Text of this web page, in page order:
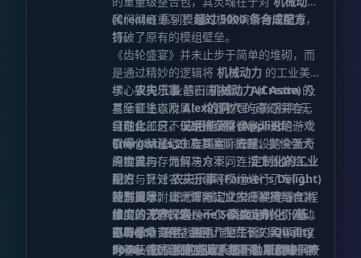
(Create)系列模组的极致演绎与深度重
铸。
我们彻底重写了超过 5000 条合成配方，
打破了原有的模组壁垒。
《齿轮盛宴》并未止步于简单的堆砌，而
是通过精妙的逻辑将 机械动力 的工业美
学、农夫乐事的田园牧歌、Ad Astra的
星际征途以及Alex的洞穴的奇幻探险无
缝融合。这不仅是一个整合包，更是一个
值得你倾注心血去探索、去建设的全新奇
点世界。
核心架构 工业基石机械动力 (Create)及
其全套生态附属：构建物理与美感并存的
自动化工厂。应用能源2 (Applied
Energistics 2)及其高阶拓展：提供强大
的物流与存储解决方案，连接工业脉络。
耕织与烹饪农夫乐事 (Farmer's Delight)
及其风味附属：重新定义农业种植与食物
加工。节气 (Serene Seasons)：引入动
态的季节变化，影响作物生长。Quality
Food/妖怪们的归家/那不勒斯风味：极
（在此部分，玩家将获得循序渐进的游戏
引导，从基础生存到星际跨越。）
深度重构：为何与众不同？定制化的工业
配方：针对农夫乐事等模组进行了专门的
配方重写，让烹饪与工业生产紧密结合。
维度的无界探索：不仅有主世界的奇观，
更有多个奇异、瑰丽乃至荒诞的异界维度
等待征服。独家道具系统：引入了数十种
特别提示：熟悉机械动力体系的老练工程
师们请注意，这是一个高度定制化（基于
KubeJS）的整合包。我们不仅重构了
5000+配方，还引入了海量的原创中间产
部署指南 硬件规格
为了获得最佳的工业建设体验，请参照以